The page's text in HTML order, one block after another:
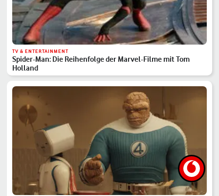
TV & ENTERTAINMENT
Spider-Man: Die Reihenfolge der Marvel-Filme mit Tom
Holland